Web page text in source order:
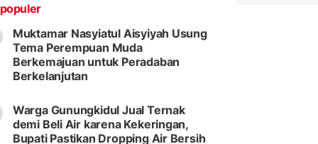
Muktamar Nasyiatul Aisyiyah Usung
Tema Perempuan Muda
Berkemajuan untuk Peradaban
Berkelanjutan
Warga Gunungkidul Jual Ternak
demi Beli Air karena Kekeringan,
Bupati Pastikan Dropping Air Bersih